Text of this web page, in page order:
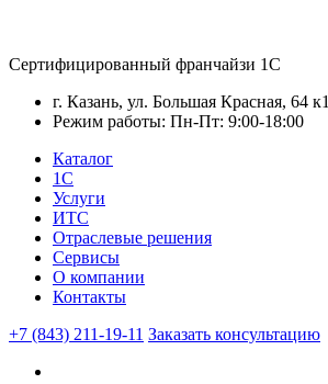
Сертифицированный франчайзи 1С
г. Казань, ул. Большая Красная, 64 к1
Режим работы: Пн-Пт: 9:00-18:00
Каталог
1С
Услуги
ИТС
Отраслевые решения
Сервисы
О компании
Контакты
+7 (843) 211-19-11 Заказать консультацию